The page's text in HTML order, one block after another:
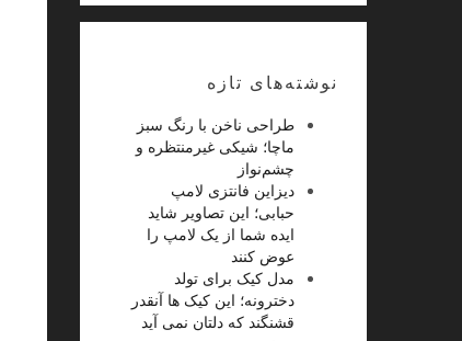
نوشته‌های تازه
طراحی ناخن با رنگ سبز
ماچا؛ شیکی غیرمنتظره و
چشم‌نواز
دیزاین فانتزی لامپ
حبابی؛ این تصاویر شاید
ایده شما از یک لامپ را
عوض کنند
مدل کیک برای تولد
دخترونه؛ این کیک ها آنقدر
قشنگند که دلتان نمی آید